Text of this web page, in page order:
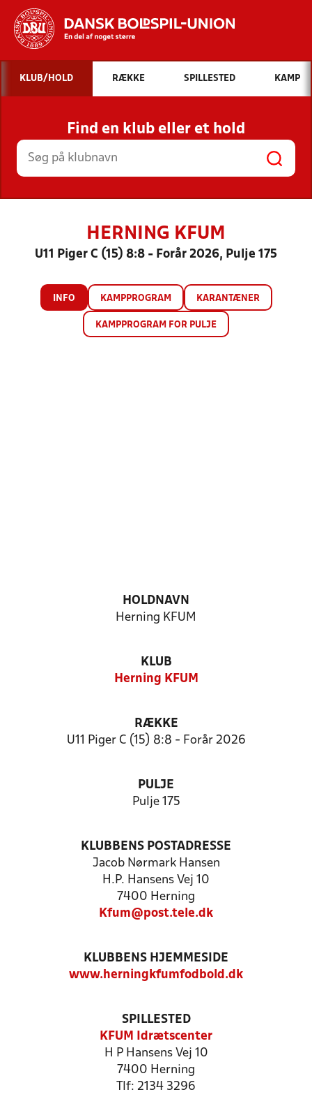
Hvad vil du søge efter?
INDHOLD OG NYHEDER
STILLINGER, RESULTATER, KLUBBER OG
HOLD
KLUB/HOLD RÆKKE SPILLESTED KAMP
Find en klub eller et hold
HERNING KFUM
U11 Piger C (15) 8:8 - Forår 2026, Pulje 175
INFO KAMPPROGRAM KARANTÆNER
KAMPPROGRAM FOR PULJE
HOLDNAVN
Herning KFUM
KLUB
Herning KFUM
RÆKKE
U11 Piger C (15) 8:8 - Forår 2026
PULJE
Pulje 175
KLUBBENS POSTADRESSE
Jacob Nørmark Hansen
H.P. Hansens Vej 10
7400 Herning
Kfum@post.tele.dk
KLUBBENS HJEMMESIDE
www.herningkfumfodbold.dk
SPILLESTED
KFUM Idrætscenter
H P Hansens Vej 10
7400 Herning
Tlf: 2134 3296